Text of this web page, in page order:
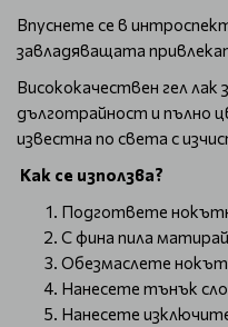
Впуснете се в
завладяващата
Висококачествен гел
дълготрайност и пълно
известна по света с
Как се използва?
Подгответе
С фина пила
Обезмаслете
Нанесете тънък
Нанесете